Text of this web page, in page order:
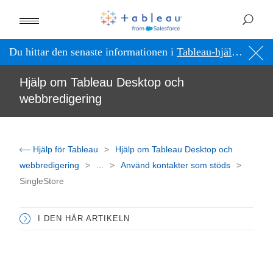
Du hittar den senaste informationen i Tableau-hjälpen på engelska (USA)
Hjälp om Tableau Desktop och
webbredigering
Hjälp för Tableau
Hjälp om Tableau Desktop och
webbredigering
Använd kontakter som stöds
SingleStore
I DEN HÄR ARTIKELN